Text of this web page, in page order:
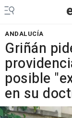
ANDALUCÍA
Griñán
posible
en su